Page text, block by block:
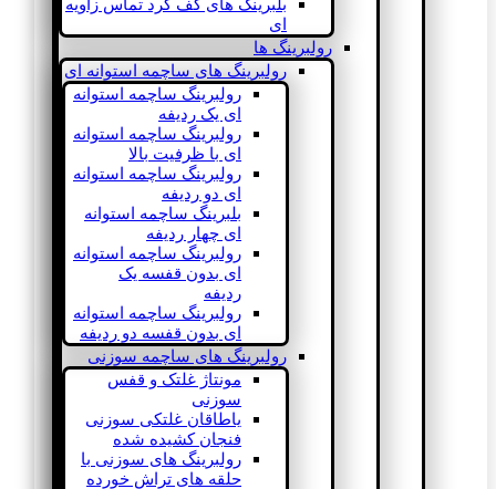
بلبرینگ های کف گرد تماس زاویه
ای
رولبرینگ ها
رولبرینگ های ساچمه استوانه ای
رولبرینگ ساچمه استوانه
ای یک ردیفه
رولبرینگ ساچمه استوانه
ای با ظرفیت بالا
رولبرینگ ساچمه استوانه
ای دو ردیفه
بلبرینگ ساچمه استوانه
ای چهار ردیفه
رولبرینگ ساچمه استوانه
ای بدون قفسه یک
ردیفه
رولبرینگ ساچمه استوانه
ای بدون قفسه دو ردیفه
رولبرینگ های ساچمه سوزنی
مونتاژ غلتک و قفس
سوزنی
یاطاقان غلتکی سوزنی
فنجان کشیده شده
رولبرینگ های سوزنی با
حلقه های تراش خورده